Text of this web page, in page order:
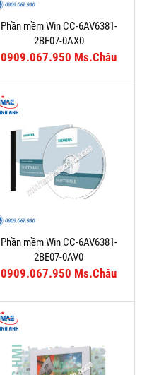
Phần mềm Win CC-6AV6381-
2BF07-0AX0
0909.067.950 Ms.Châu
Phần mềm Win CC-6AV6381-
2BE07-0AV0
0909.067.950 Ms.Châu